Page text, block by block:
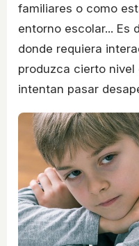
familiares o como
entorno escolar... Es
donde requiera
produzca cierto nivel
intentan pasar